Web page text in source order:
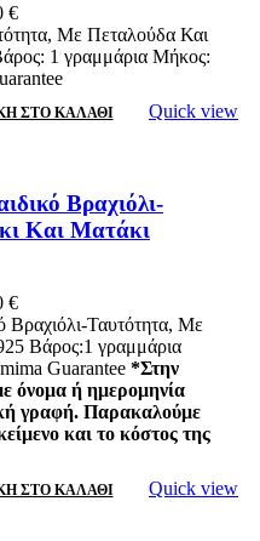
€
Με Πεταλούδα Και
1 γραμμάρια Μήκος:
ΣΤΟ ΚΑΛΆΘΙ Quick view
Βραχιόλι-
Και Ματάκι
€
Βραχιόλι-Ταυτότητα, Με
Βάρος:1 γραμμάρια
Guarantee *Στην
όνομα ή ημερομηνία
γραφή. Παρακαλούμε
και το κόστος της
ΣΤΟ ΚΑΛΆΘΙ Quick view